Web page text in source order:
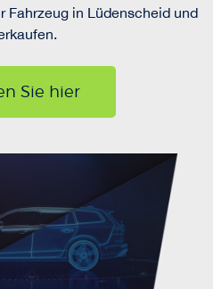
Fahrzeug in Lüdenscheid und
Sie hier